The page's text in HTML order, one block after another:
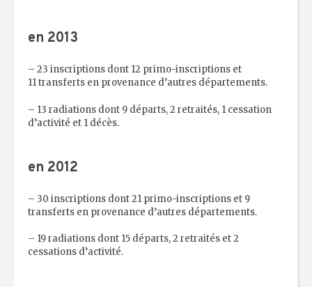
en 2013
– 23 inscriptions dont 12 primo-inscriptions et
11 transferts en provenance d’autres départements.
– 13 radiations dont 9 départs, 2 retraités, 1 cessation
d’activité et 1 décès.
en 2012
– 30 inscriptions dont 21 primo-inscriptions et 9
transferts en provenance d’autres départements.
– 19 radiations dont 15 départs, 2 retraités et 2
cessations d’activité.